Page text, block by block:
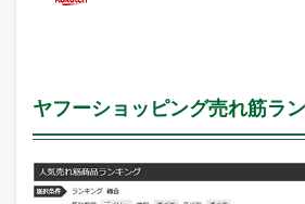
ヤフーショッピング売れ筋ラ